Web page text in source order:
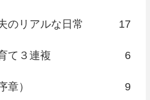
のリアルな日常 17
て３連複 6
章） 9